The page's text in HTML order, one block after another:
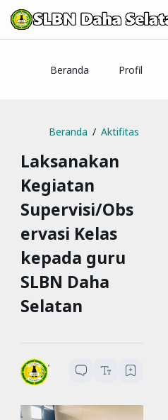
Beranda Profil
Beranda Aktifitas
Laksanakan
Kegiatan
Supervisi/Obs
ervasi Kelas
kepada guru
SLBN Daha
Selatan
SLBN Daha Selatan
menit baca